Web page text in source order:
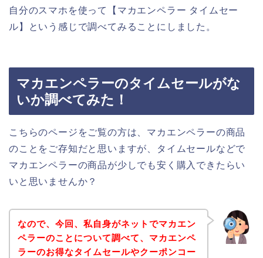
自分のスマホを使って【マカエンペラー タイムセー
ル】という感じで調べてみることにしました。
マカエンペラーのタイムセールがな
いか調べてみた！
こちらのページをご覧の方は、マカエンペラーの商品
のことをご存知だと思いますが、タイムセールなどで
マカエンペラーの商品が少しでも安く購入できたらい
いと思いませんか？
なので、今回、私自身がネットでマカエン
ペラーのことについて調べて、マカエンペ
ラーのお得なタイムセールやクーポンコー